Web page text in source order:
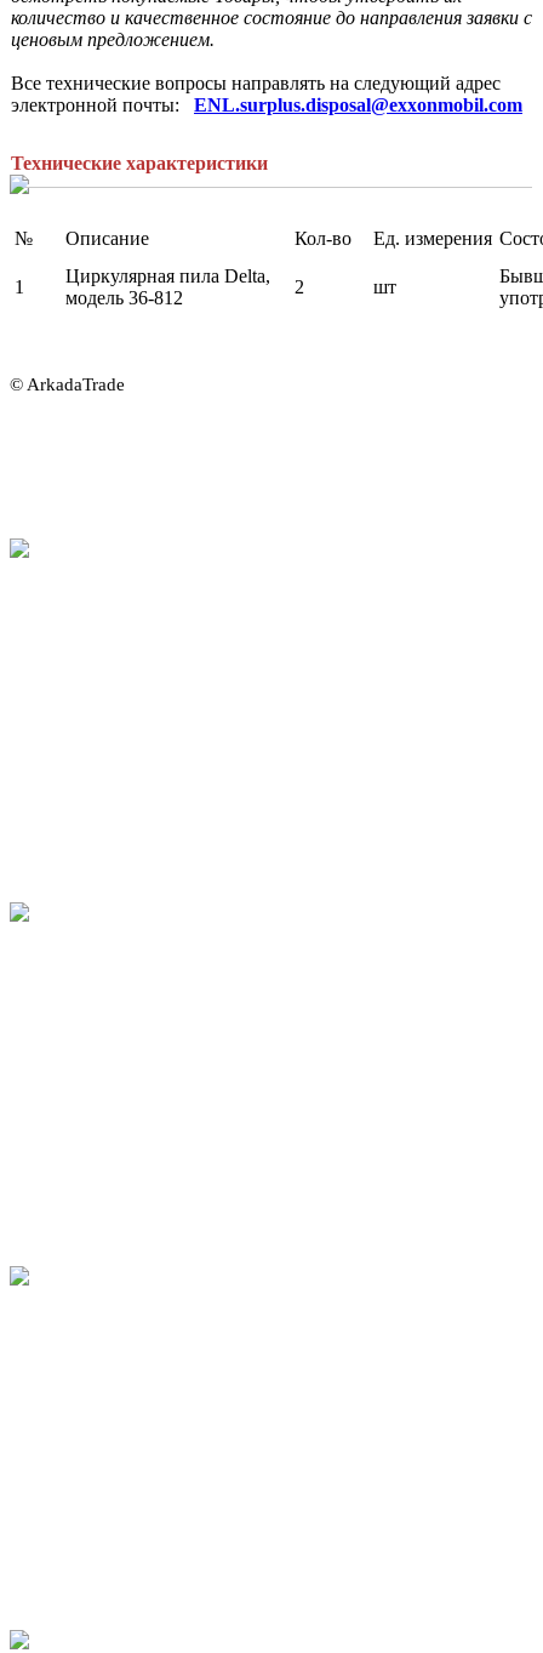
количество и качественное состояние до направления заявки с
ценовым предложением.
Все технические вопросы направлять на следующий адрес
электронной почты:
ENL.surplus.disposal@exxonmobil.com
Технические характеристики
№ Описание Кол-во Ед. измерения
1
Циркулярная пила Delta,
модель 36-812
2 шт
© ArkadaTrade